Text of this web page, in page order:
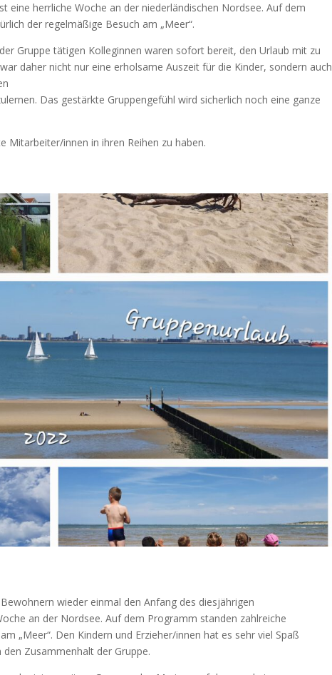
eine herrliche Woche an der niederländischen Nordsee. Auf dem
der regelmäßige Besuch am „Meer“.
Gruppe tätigen Kolleginnen waren sofort bereit, den Urlaub mit zu
daher nicht nur eine erholsame Auszeit für die Kinder, sondern auch
Das gestärkte Gruppengefühl wird sicherlich noch eine ganze
Mitarbeiter/innen in ihren Reihen zu haben.
wieder einmal den Anfang des diesjährigen
an der Nordsee. Auf dem Programm standen zahlreiche
„Meer“. Den Kindern und Erzieher/innen hat es sehr viel Spaß
Zusammenhalt der Gruppe.